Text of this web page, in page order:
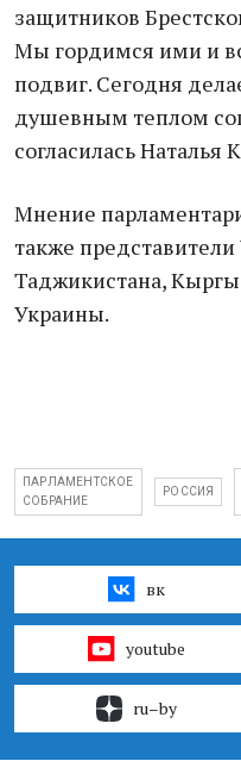
защитников
Мы гордимся ими и
подвиг. Сегодня
душевным теплом
согласилась Наталья
Мнение
также представители
Таджикистана,
Украины.
ПАРЛАМЕНТСКОЕ
СОБРАНИЕ
РОССИЯ
вк
youtube
ru–by